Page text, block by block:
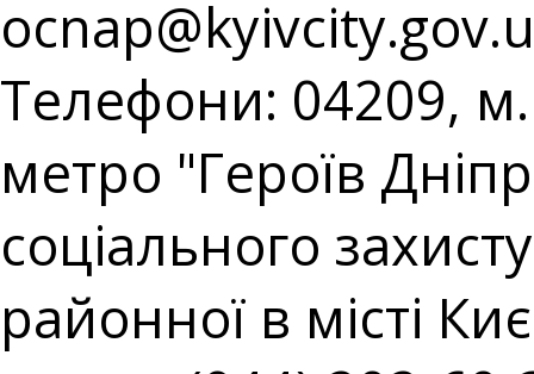
Телефони: 04209, м.
метро "Героїв
соціального
районної в місті